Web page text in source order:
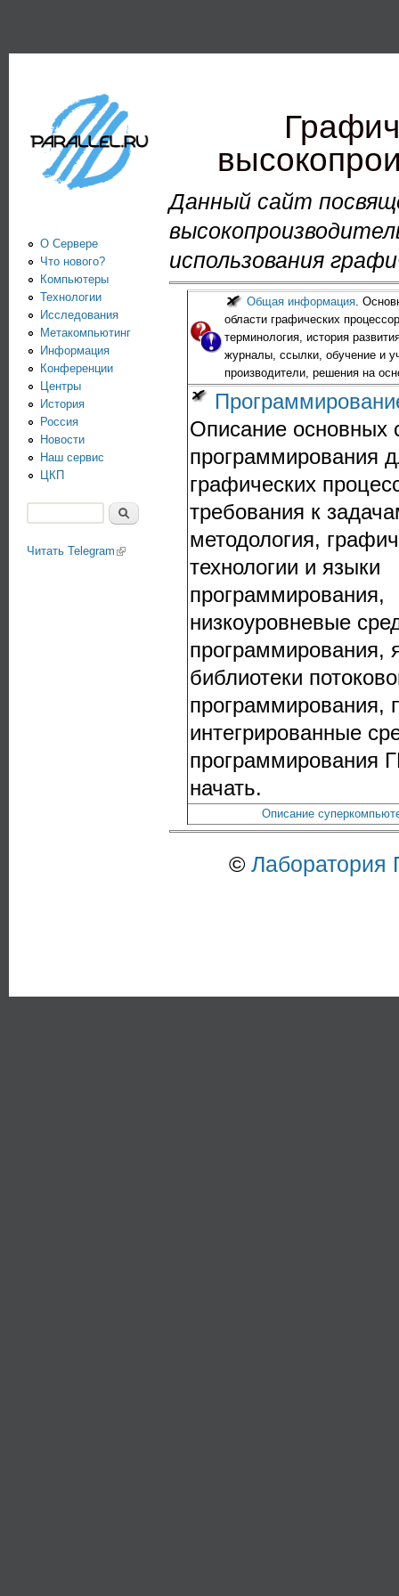
Информационно-
аналитический
центр по
параллельным
вычислениямДанный сайт
использования
Общая информация.
области графических
терминология, история
журналы, ссылки, обучение и
производители, решения на
Описание основных
программирования
графических
требования к
методология,
технологии и языки
программирования,
низкоуровневые
программирования,
библиотеки
программирования,
интегрированные
программирования
начать.
Описание
© Лаборатория
О Сервере
Что нового?
Компьютеры
Технологии
Исследования
Метакомпьютинг
Информация
Конференции
Центры
История
Россия
Новости
Наш сервис
ЦКП
Читать Telegram (link is external)